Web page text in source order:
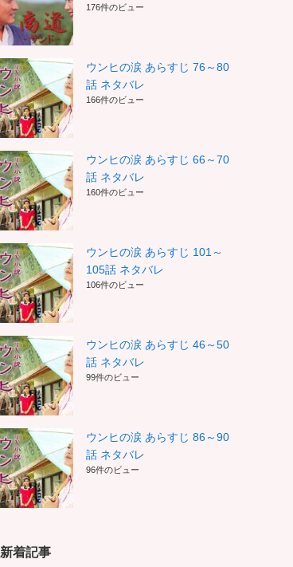
176件のビュー
ウンヒの涙 あらすじ 76～80
話 ネタバレ
166件のビュー
ウンヒの涙 あらすじ 66～70
話 ネタバレ
160件のビュー
ウンヒの涙 あらすじ 101～
105話 ネタバレ
106件のビュー
ウンヒの涙 あらすじ 46～50
話 ネタバレ
99件のビュー
ウンヒの涙 あらすじ 86～90
話 ネタバレ
96件のビュー
新着記事